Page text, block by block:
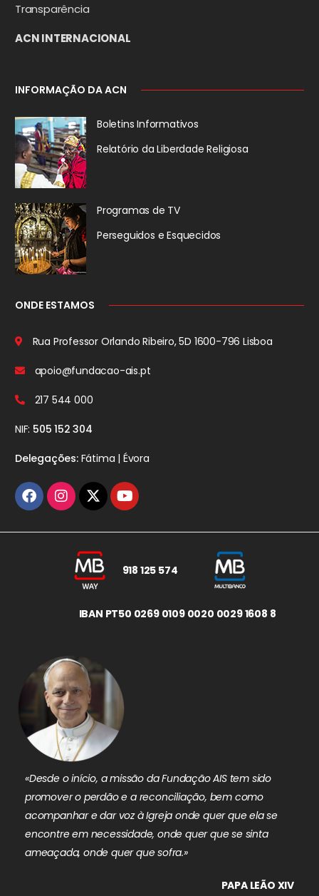
Transparência
ACN INTERNACIONAL
INFORMAÇÃO DA ACN
Boletins Informativos
Relatório da Liberdade Religiosa
Programas de TV
Perseguidos e Esquecidos
ONDE ESTAMOS
Rua Professor Orlando Ribeiro, 5D 1600-796 Lisboa
apoio@fundacao-ais.pt
217 544 000
NIF: 505 152 304
Delegações:Fátima | Évora
918 125 574
IBAN PT50 0269 0109 0020 0029 1608 8
«Desde o início, a missão da Fundação AIS tem sido
promover o perdão e a reconciliação, bem como
acompanhar e dar voz à Igreja onde quer que ela se
encontre em necessidade, onde quer que se sinta
ameaçada, onde quer que sofra.»
PAPA LEÃO XIV